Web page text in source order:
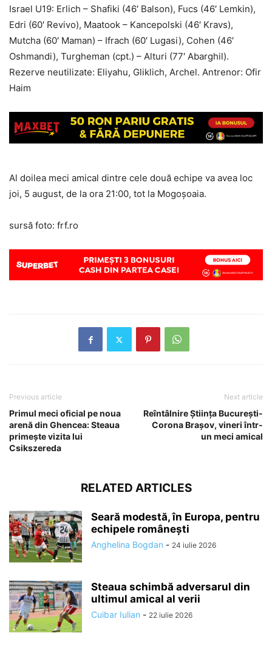
Israel U19: Erlich – Shafiki (46′ Balson), Fucs (46′ Lemkin),
Edri (60′ Revivo), Maatook – Kancepolski (46′ Kravs),
Mutcha (60′ Maman) – Ifrach (60′ Lugasi), Cohen (46′
Oshmandi), Turgheman (cpt.) – Alturi (77′ Abarghil).
Rezerve neutilizate: Eliyahu, Gliklich, Archel. Antrenor: Ofir
Haim
Al doilea meci amical dintre cele două echipe va avea loc
joi, 5 august, de la ora 21:00, tot la Mogoșoaia.
sursă foto: frf.ro
Previous article
Primul meci oficial pe noua
arenă din Ghencea: Steaua
primește vizita lui
Csikszereda
Next article
Reîntâlnire Știința București-
Corona Brașov, vineri într-
un meci amical
RELATED ARTICLES
Seară modestă, în Europa, pentru
echipele românești
Anghelina Bogdan - 24 iulie 2026
Steaua schimbă adversarul din
ultimul amical al verii
Cuibar Iulian - 22 iulie 2026